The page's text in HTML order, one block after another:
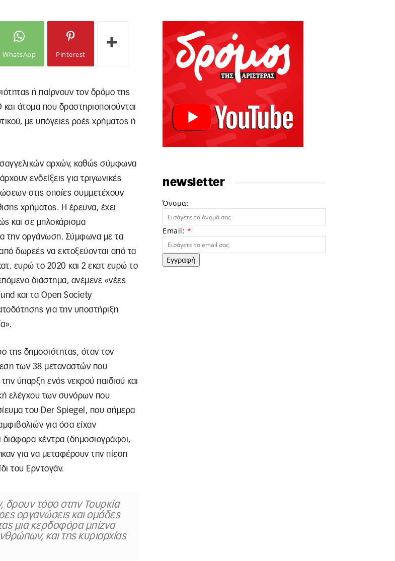
WhatsApp Pinterest
ή παίρνουν τον δρόμο της
άτομα που δραστηριοποιούνται
με υπόγειες ροές χρήματος ή
αρχών, καθώς σύμφωνα
ενδείξεις για τριγωνικές
στις οποίες συμμετέχουν
χρήματος. Η έρευνα, έχει
και σε μπλοκάρισμα
την οργάνωση. Σύμφωνα με τα
δωρεές να εκτοξεύονται από τα
ευρώ το 2020 και 2 εκατ ευρώ το
διάστημα, ανέμενε «νέες
και τα Open Society
για την υποστήριξη
της δημοσιότητας, όταν τον
των 38 μεταναστών που
ύπαρξη ενός νεκρού παιδιού και
ελέγχου των συνόρων που
του Der Spiegel, που σήμερα
για όσα είχαν
διάφορα κέντρα (δημοσιογράφοι,
για να μεταφέρουν την πίεση
του Ερντογάν.
δρουν τόσο στην Τουρκία
οργανώσεις και ομάδες
μια κερδοφόρα μπίζνα
και της κυριαρχίας
newsletter
Όνομα:
Email: *
Εγγραφή